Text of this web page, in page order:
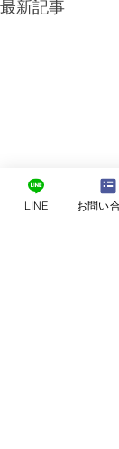
最新記事
LINE